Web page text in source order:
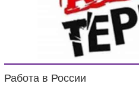
Работа в России